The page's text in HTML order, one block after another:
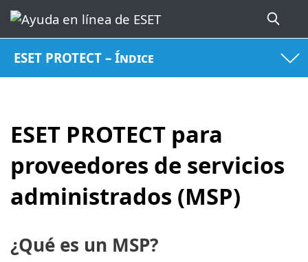
ESET PROTECT – Índice
ESET PROTECT para
proveedores de servicios
administrados (MSP)
¿Qué es un MSP?